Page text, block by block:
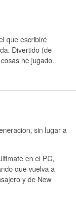
que escribiré
Divertido (de
he jugado.
sin lugar a
en el PC,
que vuelva a
y de New